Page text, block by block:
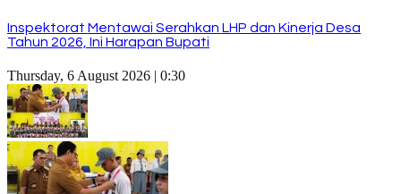
Inspektorat Mentawai Serahkan LHP dan Kinerja Desa
Tahun 2026, Ini Harapan Bupati
Thursday, 6 August 2026 | 0:30